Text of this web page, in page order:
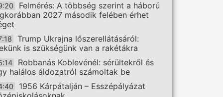
Felmérés: A többség szerint a háború
2027 második felében érhet
Trump Ukrajna lőszerellátásáról:
is szükségünk van a rakétákra
Robbanás Koblevénél: sérültekről és
halálos áldozatról számoltak be
1956 Kárpátalján – Esszépályázat